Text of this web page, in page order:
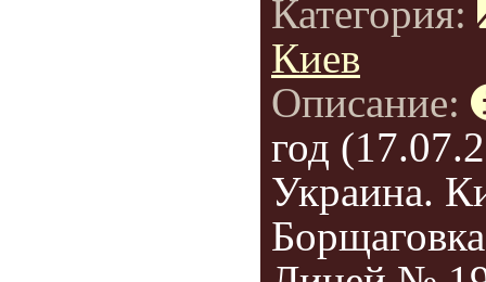
Категория:
Киев
Описание:
год
Украина.